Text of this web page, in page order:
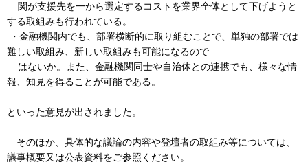
関が支援先を一から選定するコストを業界全体として下げようと
する取組みも行われている。
・金融機関内でも、部署横断的に取り組むことで、単独の部署では
難しい取組み、新しい取組みも可能になるので
はないか。また、金融機関同士や自治体との連携でも、様々な情
報、知見を得ることが可能である。
といった意見が出されました。
そのほか、具体的な議論の内容や登壇者の取組み等については、
議事概要又は公表資料をご参照ください。